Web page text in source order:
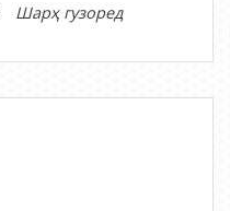
Шарҳ гузореддар
иштироки
ВАО